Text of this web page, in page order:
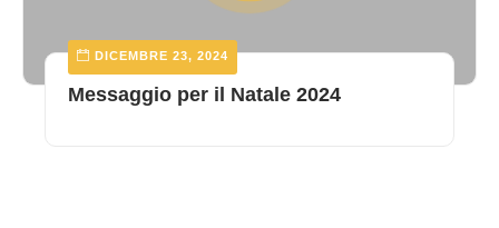
DICEMBRE 23, 2024
Messaggio per il Natale 2024